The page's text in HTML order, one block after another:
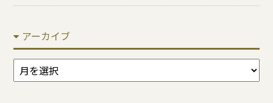
アーカイブ
ア
ー